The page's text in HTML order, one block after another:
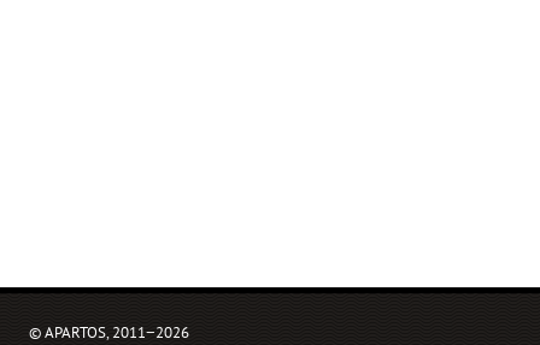
© APARTOS, 2011−2026